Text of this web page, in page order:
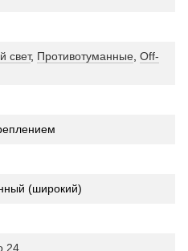
свет, Противотуманные Off-
(широкий)
24